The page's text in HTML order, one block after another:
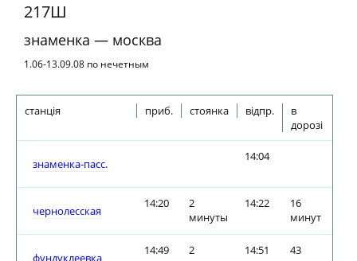
217Ш
знаменка — москва
1.06-13.09.08 по нечетным
станція приб. стоянка відпр.
в
дорозі
знаменка-пасс.
14:04
чернолесская
14:20
2
минуты
14:22
16
минут
фундуклеевка
14:49
2
14:51
43